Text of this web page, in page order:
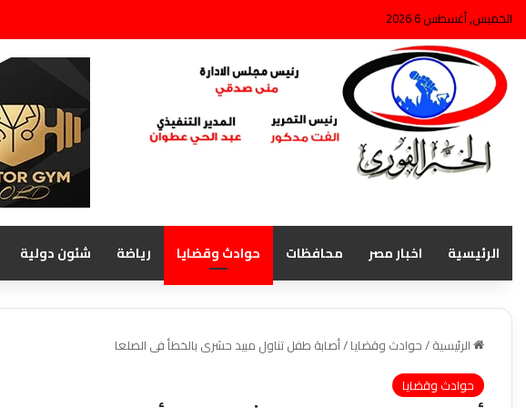
الخميس, أغسطس 6 2026
الرئيسية اخبار مصر محافظات حوادث وقضايا رياضة شئون دولية
الرئيسية/حوادث وقضايا/أصابة طفل تناول مبيد حشرى بالخطأ فى الصلعا
حوادث وقضايا